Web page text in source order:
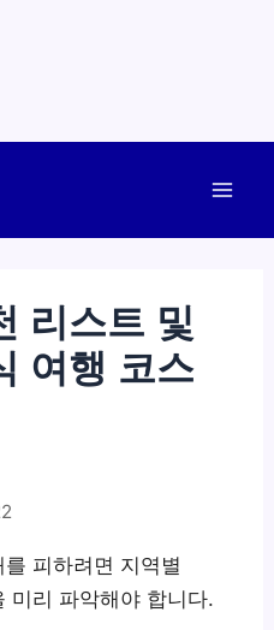
리스트 및
여행 코스
피하려면 지역별
미리 파악해야 합니다.